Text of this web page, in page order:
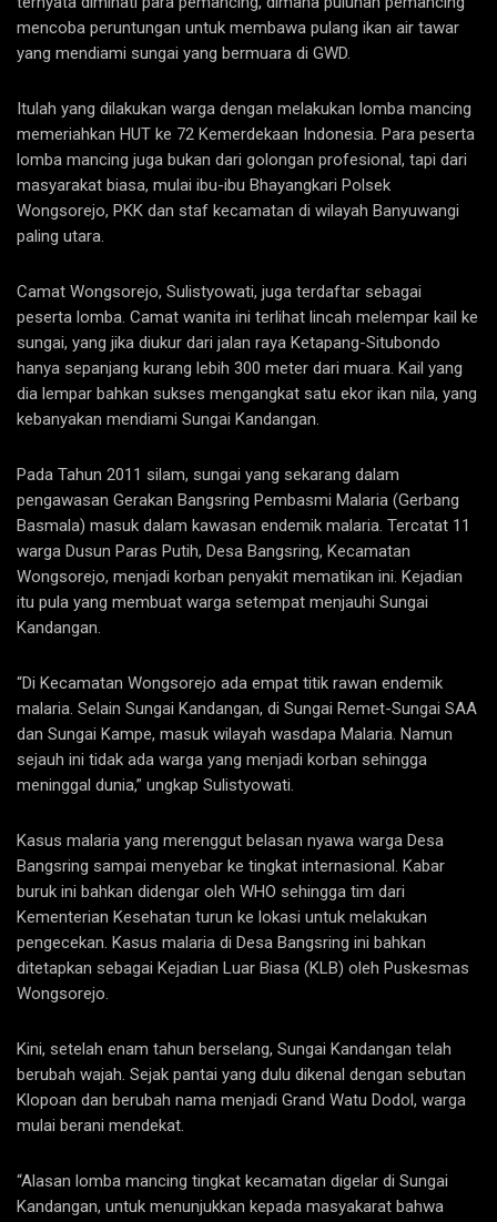
mencoba peruntungan untuk membawa pulang ikan air tawar
yang mendiami sungai yang bermuara di GWD.
Itulah yang dilakukan warga dengan melakukan lomba mancing
memeriahkan HUT ke 72 Kemerdekaan Indonesia. Para peserta
lomba mancing juga bukan dari golongan profesional, tapi dari
masyarakat biasa, mulai ibu-ibu Bhayangkari Polsek
Wongsorejo, PKK dan staf kecamatan di wilayah Banyuwangi
paling utara.
Camat Wongsorejo, Sulistyowati, juga terdaftar sebagai
peserta lomba. Camat wanita ini terlihat lincah melempar kail ke
sungai, yang jika diukur dari jalan raya Ketapang-Situbondo
hanya sepanjang kurang lebih 300 meter dari muara. Kail yang
dia lempar bahkan sukses mengangkat satu ekor ikan nila, yang
kebanyakan mendiami Sungai Kandangan.
Pada Tahun 2011 silam, sungai yang sekarang dalam
pengawasan Gerakan Bangsring Pembasmi Malaria (Gerbang
Basmala) masuk dalam kawasan endemik malaria. Tercatat 11
warga Dusun Paras Putih, Desa Bangsring, Kecamatan
Wongsorejo, menjadi korban penyakit mematikan ini. Kejadian
itu pula yang membuat warga setempat menjauhi Sungai
Kandangan.
“Di Kecamatan Wongsorejo ada empat titik rawan endemik
malaria. Selain Sungai Kandangan, di Sungai Remet-Sungai SAA
dan Sungai Kampe, masuk wilayah wasdapa Malaria. Namun
sejauh ini tidak ada warga yang menjadi korban sehingga
meninggal dunia,” ungkap Sulistyowati.
Kasus malaria yang merenggut belasan nyawa warga Desa
Bangsring sampai menyebar ke tingkat internasional. Kabar
buruk ini bahkan didengar oleh WHO sehingga tim dari
Kementerian Kesehatan turun ke lokasi untuk melakukan
pengecekan. Kasus malaria di Desa Bangsring ini bahkan
ditetapkan sebagai Kejadian Luar Biasa (KLB) oleh Puskesmas
Wongsorejo.
Kini, setelah enam tahun berselang, Sungai Kandangan telah
berubah wajah. Sejak pantai yang dulu dikenal dengan sebutan
Klopoan dan berubah nama menjadi Grand Watu Dodol, warga
mulai berani mendekat.
“Alasan lomba mancing tingkat kecamatan digelar di Sungai
Kandangan, untuk menunjukkan kepada masyakarat bahwa